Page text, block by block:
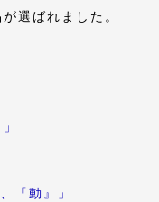
選ばれました。
『動』」